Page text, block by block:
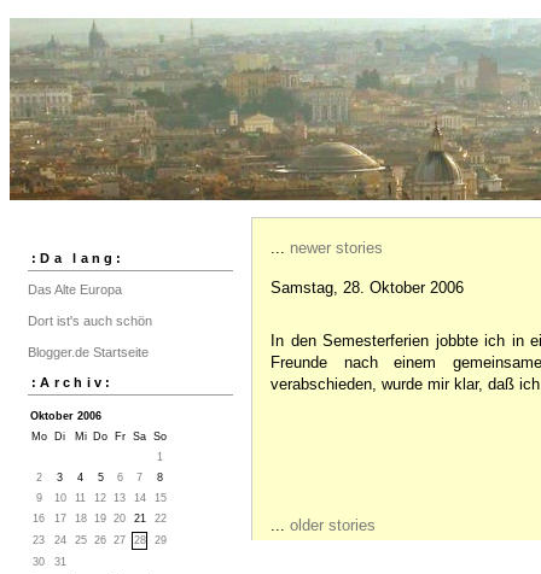
:Da lang:
Das Alte Europa
Dort ist's auch schön
Blogger.de Startseite
:Archiv:
Oktober 2006
Mo
Di Mi Do Fr Sa So
1
2
3 4 5 6 7
8
9
10 11 12 13 14
15
16
17 18 19 20 21
22
23
24 25 26 27 28
29
30
31
... newer stories
Samstag, 28. Oktober 2006
In den Semesterferien jobbte ich in
Freunde nach einem
verabschieden, wurde mir klar, daß
... older stories